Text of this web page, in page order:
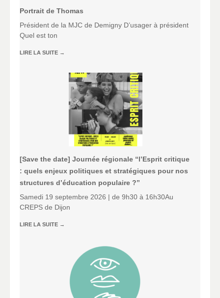
Portrait de Thomas
Président de la MJC de Demigny D’usager à président
Quel est ton
LIRE LA SUITE →
[Save the date] Journée régionale “l’Esprit critique
: quels enjeux politiques et stratégiques pour nos
structures d’éducation populaire ?”
Samedi 19 septembre 2026 | de 9h30 à 16h30Au
CREPS de Dijon
LIRE LA SUITE →